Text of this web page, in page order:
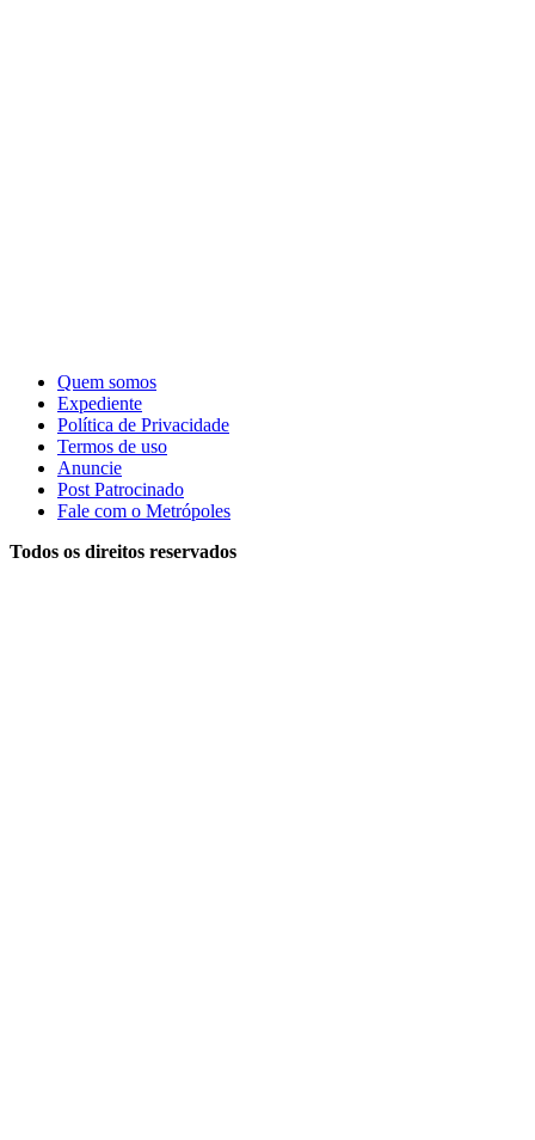
Quem somos
Expediente
Política de Privacidade
Termos de uso
Anuncie
Post Patrocinado
Fale com o Metrópoles
Todos os direitos reservados